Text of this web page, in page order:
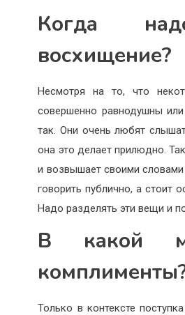
Когда
восхищение?
Несмотря на то, что
совершенно равнодушны
так. Они очень любят
она это делает прилюдно.
и возвышает своими словами
говорить публично, а стоит
Надо разделять эти вещи и
В какой
Только в контексте